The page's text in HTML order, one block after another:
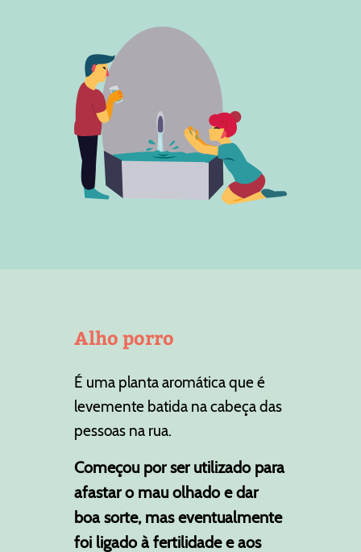
Alho porro
É uma planta aromática que é
levemente batida na cabeça das
pessoas na rua.
Começou por ser utilizado para
afastar o mau olhado e dar
boa sorte, mas eventualmente
foi ligado à fertilidade e aos